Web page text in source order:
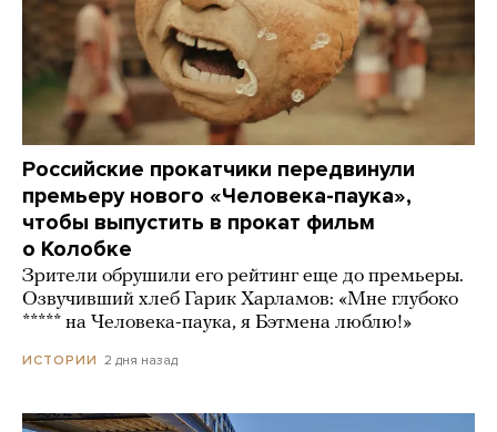
Российские прокатчики передвинули
премьеру нового «Человека-паука»,
чтобы выпустить в прокат фильм
о Колобке
Зрители обрушили его рейтинг еще до премьеры.
Озвучивший хлеб Гарик Харламов: «Мне глубоко
***** на Человека-паука, я Бэтмена люблю!»
ИСТОРИИ 2 дня назад